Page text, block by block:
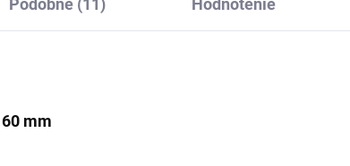
Podobné (11) Hodnotenie
mm